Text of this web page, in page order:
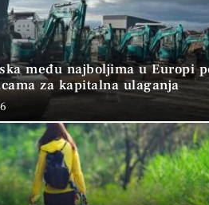
među najboljima u Europi
za kapitalna ulaganja